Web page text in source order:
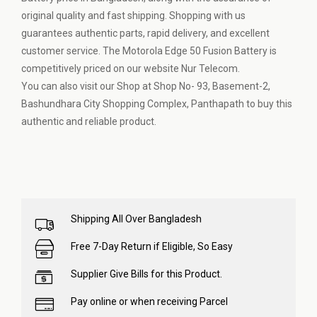
original quality and fast shipping. Shopping with us
guarantees authentic parts, rapid delivery, and excellent
customer service. The Motorola Edge 50 Fusion Battery is
competitively priced on our website Nur Telecom.
You can also visit our Shop at Shop No- 93, Basement-2,
Bashundhara City Shopping Complex, Panthapath to buy this
authentic and reliable product.
Shipping All Over Bangladesh
Free 7-Day Return if Eligible, So Easy
Supplier Give Bills for this Product.
Pay online or when receiving Parcel